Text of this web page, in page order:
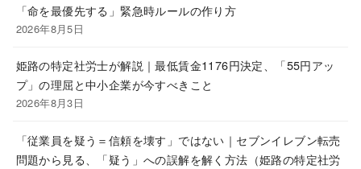
「命を最優先する」緊急時ルールの作り方
2026年8月5日
姫路の特定社労士が解説｜最低賃金1176円決定、「55円アッ
プ」の理屈と中小企業が今すべきこと
2026年8月3日
「従業員を疑う＝信頼を壊す」ではない｜セブンイレブン転売
問題から見る、「疑う」への誤解を解く方法（姫路の特定社労